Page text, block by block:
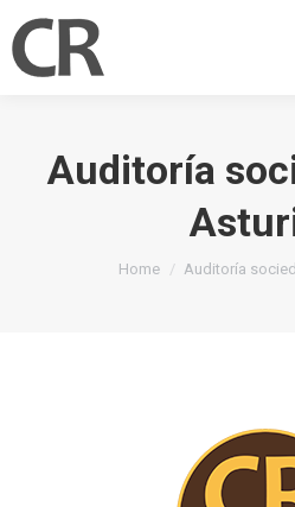
Auditoría
You are here:
Home Auditoría